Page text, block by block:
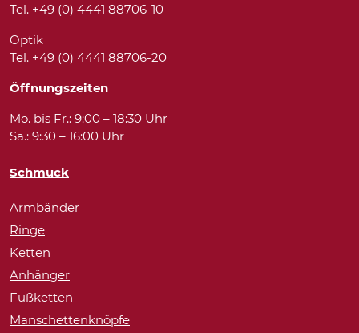
Tel. +49 (0) 4441 88706-10
Optik
Tel. +49 (0) 4441 88706-20
Öffnungszeiten
Mo. bis Fr.: 9:00 – 18:30 Uhr
Sa.: 9:30 – 16:00 Uhr
Schmuck
Armbänder
Ringe
Ketten
Anhänger
Fußketten
Manschettenknöpfe